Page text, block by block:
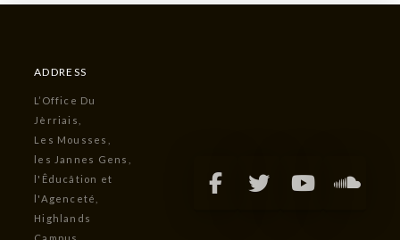
ADDRESS
L’Office Du
Jèrriais,
Les Mousses,
les Jannes Gens,
l'Êducâtion et
l'Agenceté,
Highlands
Campus,